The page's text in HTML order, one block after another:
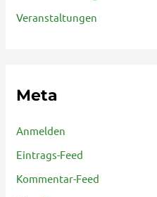
Veranstaltungen
Meta
Anmelden
Eintrags-Feed
Kommentar-Feed